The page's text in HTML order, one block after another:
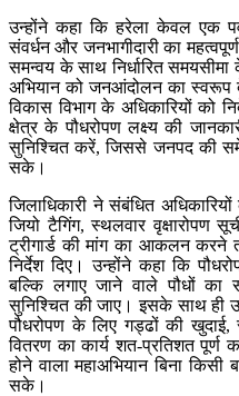
उन्होंने कहा कि हरेला केवल एक
संवर्धन और जनभागीदारी का
समन्वय के साथ निर्धारित
अभियान को जनआंदोलन का स्वरूप
विकास विभाग के अधिकारियों को
क्षेत्र के पौधरोपण लक्ष्य की
सुनिश्चित करें, जिससे जनपद की
सके।
जिलाधिकारी ने संबंधित
जियो टैगिंग, स्थलवार वृक्षारोपण
ट्रीगार्ड की मांग का आकलन करने
निर्देश दिए। उन्होंने कहा कि
बल्कि लगाए जाने वाले पौधों
सुनिश्चित की जाए। इसके साथ ही
पौधरोपण के लिए गड्ढों की खुदाई,
वितरण का कार्य शत-प्रतिशत पूर्ण
होने वाला महाअभियान बिना
सके।